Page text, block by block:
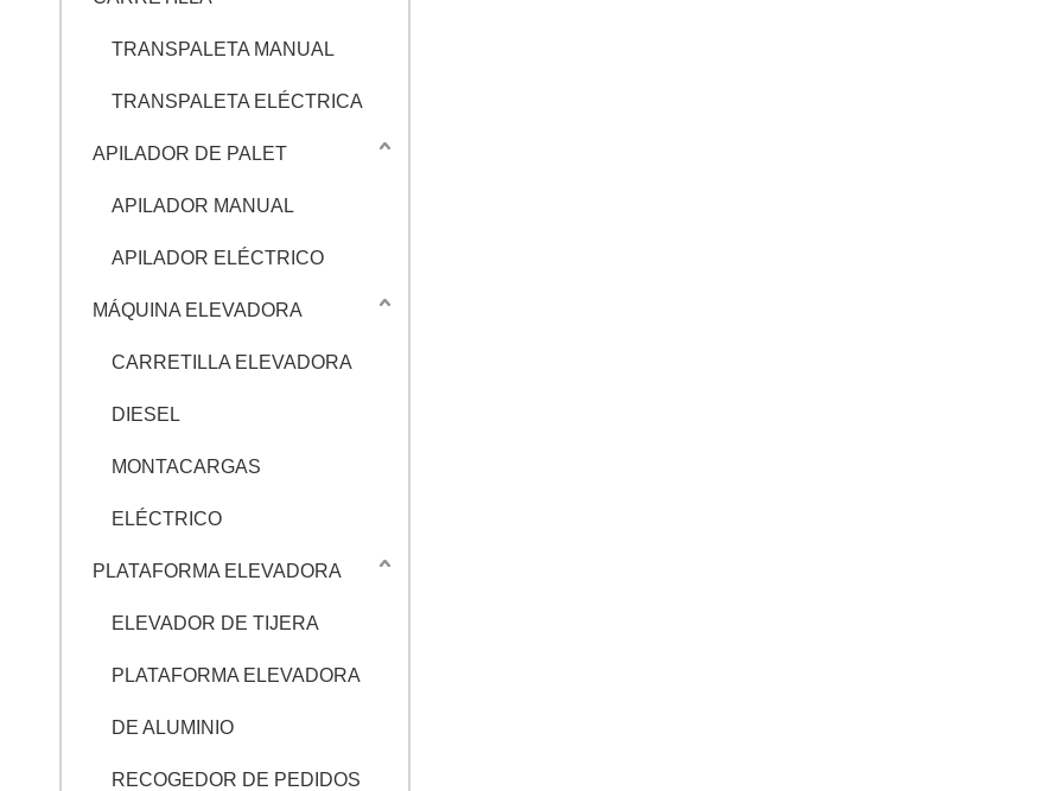
TRANSPALETA MANUAL
TRANSPALETA ELÉCTRICA
APILADOR DE PALET
APILADOR MANUAL
APILADOR ELÉCTRICO
MÁQUINA ELEVADORA
CARRETILLA ELEVADORA
DIESEL
MONTACARGAS
ELÉCTRICO
PLATAFORMA ELEVADORA
ELEVADOR DE TIJERA
PLATAFORMA ELEVADORA
DE ALUMINIO
RECOGEDOR DE PEDIDOS